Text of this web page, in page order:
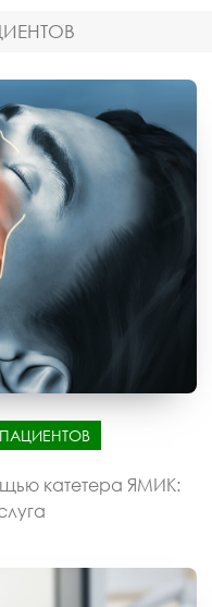
катетера ЯМИК: